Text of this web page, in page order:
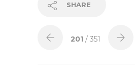
SHARE
201 / 351